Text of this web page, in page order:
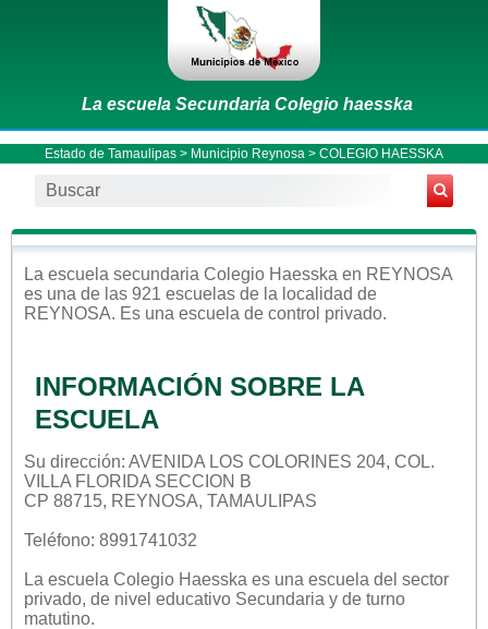
La escuela Secundaria Colegio haesska
Estado de Tamaulipas > Municipio Reynosa > COLEGIO HAESSKA
La escuela secundaria Colegio Haesska en REYNOSA
es una de las 921 escuelas de la localidad de
REYNOSA. Es una escuela de control privado.
INFORMACIÓN SOBRE LA
ESCUELA
Su dirección: AVENIDA LOS COLORINES 204, COL.
VILLA FLORIDA SECCION B
CP 88715, REYNOSA, TAMAULIPAS
Teléfono: 8991741032
La escuela Colegio Haesska es una escuela del sector
privado, de nivel educativo Secundaria y de turno
matutino.